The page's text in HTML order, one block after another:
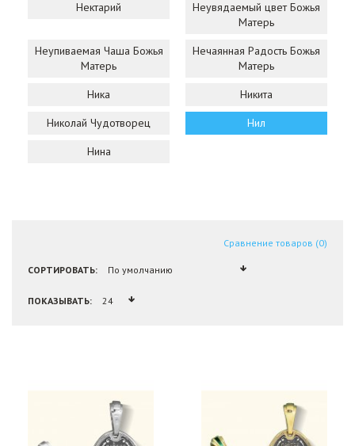
Нектарий
Неувядаемый цвет Божья
Матерь
Неупиваемая Чаша Божья
Матерь
Нечаянная Радость Божья
Матерь
Ника
Никита
Николай Чудотворец
Нил
Нина
Сравнение товаров (0)
СОРТИРОВАТЬ:
ПОКАЗЫВАТЬ: